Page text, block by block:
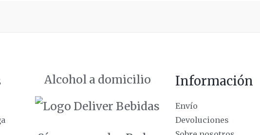
Alcohol a domicilio Información
Envío
Devoluciones